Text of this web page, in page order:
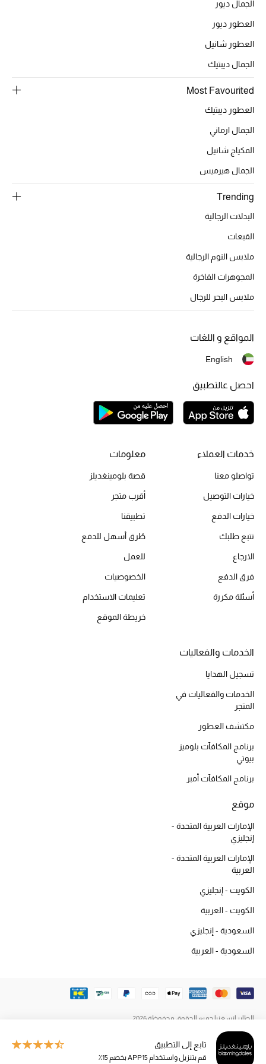
الحقائب النسائية
دليل ملتزمات الحقائب
أبرز المصممين
تسوقوا الحقائب
الموسم الجديد
أحذية النسائية
تشكيلة الأحذية
أحذية للأطفال
أبرز المصممين
تسوقوا الأحذية
الجديد في عالم الجمال
الأكثر مبيعاً
العطور
مكتشف العطور
المكياج
العناية بالبشرة
مستحضرات العناية
مستحضرات الاستحمام والعناية بالجسم
الصحة والعافية
دليل مستلزمات الجمال
تابع إلى التطبيق
قم بتنزيل واستخدام APP15 بخصم 15٪
الجمال ديور
العطور ديور
العطور شانيل
الجمال ديبتيك
Most Favourited
العطور ديبتيك
الجمال ارماني
المكياج شانيل
الجمال هيرميس
Trending
البدلات الرجالية
القبعات
ملابس النوم الرجالية
المجوهرات الفاخرة
ملابس البحر للرجال
خدمات العملاء
تواصلو معنا
خيارات التوصيل
خيارات الدفع
تتبع طلبك
الارجاع
فرق الدفع
أسئلة مكررة
معلومات
قصة بلومينغديلز
أقرب متجر
تطبيقنا
طُرق أسهل للدفع
للعمل
الخصوصيات
تعليمات الاستخدام
خريطة الموقع
الخدمات والفعاليات
تسجيل الهدايا
الخدمات والفعاليات في
المتجر
مكتشف العطور
برنامج المكافآت بلوميز
بيوتي
برنامج المكافآت أمبر
موقع
الإمارات العربية المتحدة -
إنجليزي
الإمارات العربية المتحدة -
العربية
الكويت - إنجليزي
الكويت - العربية
السعودية - إنجليزي
السعودية - العربية
المواقع و اللغات
English
احصل عالتطبيق
الطاير إنسغنيا جميع الحقوق محفوظة 2026